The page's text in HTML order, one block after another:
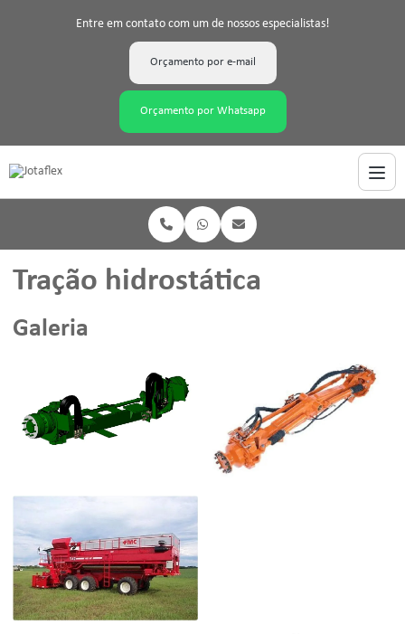
Entre em contato com um de nossos especialistas!
Orçamento por e-mail
Orçamento por Whatsapp
Tração hidrostática
Galeria